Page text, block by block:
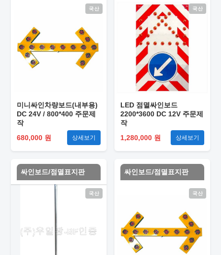
국산
미니싸인차량보드(내부용)
DC 24V / 800*400 주문제
작
680,000 원
상세보기
국산
LED 점멸싸인보드
2200*3600 DC 12V 주문제
작
1,280,000 원
상세보기
싸인보드/점멸표지판
국산
싸인보드/점멸표지판
국산